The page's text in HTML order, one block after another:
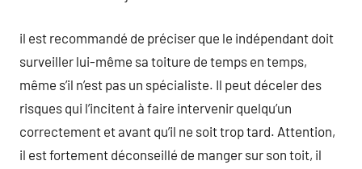
il est recommandé de préciser que le indépendant doit
surveiller lui-même sa toiture de temps en temps,
même s’il n’est pas un spécialiste. Il peut déceler des
risques qui l’incitent à faire intervenir quelqu’un
correctement et avant qu’il ne soit trop tard. Attention,
il est fortement déconseillé de manger sur son toit, il